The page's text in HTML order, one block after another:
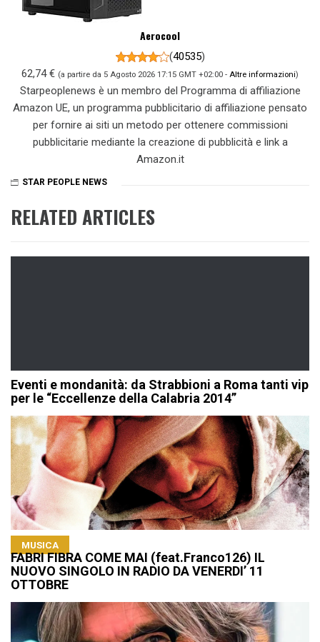
Aerocool
(40535)
62,74 € (a partire da 5 Agosto 2026 17:15 GMT +02:00 - Altre informazioni)
Starpeoplenews è un membro del Programma di affiliazione
Amazon UE, un programma pubblicitario di affiliazione pensato
per fornire ai siti un metodo per ottenere commissioni
pubblicitarie mediante la creazione di pubblicità e link a
Amazon.it
STAR PEOPLE NEWS
RELATED ARTICLES
Eventi e mondanità: da Strabbioni a Roma tanti vip
per le “Eccellenze della Calabria 2014”
MUSICA
FABRI FIBRA COME MAI (feat.Franco126) IL
NUOVO SINGOLO IN RADIO DA VENERDI’ 11
OTTOBRE